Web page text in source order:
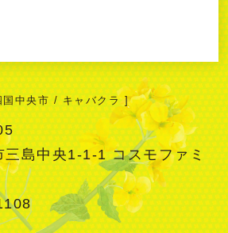
中央市 / キャバクラ ]
三島中央1-1-1 コスモファミ